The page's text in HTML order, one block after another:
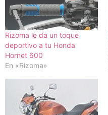
Rizoma le da un toque
deportivo a tu Honda
Hornet 600
En «Rizoma»